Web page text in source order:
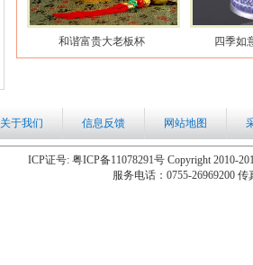
和谐富贵大老板杯 四季如
关于我们 信息反馈 网站地图
ICP证号: 粤ICP备11078291号 Copyright 2010-
服务电话：0755-26969200 传